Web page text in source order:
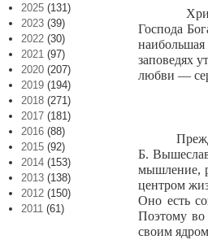
2025 (131)
2023 (39)
2022 (30)
2021 (97)
2020 (207)
2019 (194)
2018 (271)
2017 (181)
2016 (88)
2015 (92)
2014 (153)
2013 (138)
2012 (150)
2011 (61)
Господа
заповедях
любви —
Б.
мышление,
центром
Оно есть
Поэтому во
своим